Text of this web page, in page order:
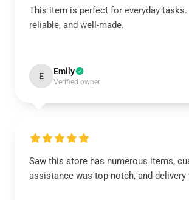
This item is perfect for everyday tasks.
reliable, and well-made.
E Emily
Verified owner
Saw this store has numerous items,
assistance was top-notch, and